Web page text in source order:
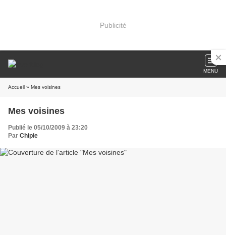
Publicité
MENU
Accueil » Mes voisines
Mes voisines
Publié le 05/10/2009 à 23:20
Par Chipie